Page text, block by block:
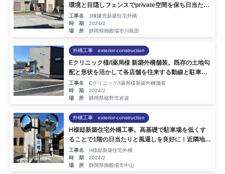
環境と目隠しフェンスでprivate空間を保ち日当たり
も考慮したお庭のある一戸建て。
工事名
3棟建売新築住宅外構
時 期
2024/2
場 所
静岡県御殿場市川島田
外構工事 exterior-construction
Eクリニック様/I薬局様 新築外構舗装。既存の土地勾
配と形状を活かして各店舗を往来する動線と駐車ス
ペースを有効利用します。
工事名
Eクリニック/I薬局様新築外構舗装
時 期
2024/2
場 所
静岡県裾野市岩波
外構工事 exterior-construction
H様邸新築住宅外構工事。高基礎で駐車場を低くす
ることで1階の日当たりと風通しを良好に！近隣地域
への配慮でカーブミラーも設置。
工事名
H様邸新築住宅外構
時 期
2024/2
場 所
静岡県御殿場市中山
お気軽にお問い合わせください。
055-939-7005
営業時間：8:00〜17:00（平日/第1・3土曜日）
お問い合わせはこちら